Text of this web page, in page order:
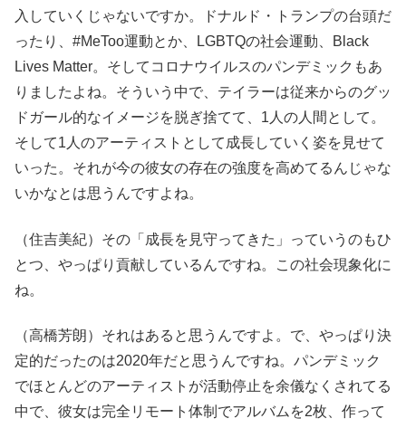
入していくじゃないですか。ドナルド・トランプの台頭だ
ったり、#MeToo運動とか、LGBTQの社会運動、Black
Lives Matter。そしてコロナウイルスのパンデミックもあ
りましたよね。そういう中で、テイラーは従来からのグッ
ドガール的なイメージを脱ぎ捨てて、1人の人間として。
そして1人のアーティストとして成長していく姿を見せて
いった。それが今の彼女の存在の強度を高めてるんじゃな
いかなとは思うんですよね。
（住吉美紀）その「成長を見守ってきた」っていうのもひ
とつ、やっぱり貢献しているんですね。この社会現象化に
ね。
（高橋芳朗）それはあると思うんですよ。で、やっぱり決
定的だったのは2020年だと思うんですね。パンデミック
でほとんどのアーティストが活動停止を余儀なくされてる
中で、彼女は完全リモート体制でアルバムを2枚、作って